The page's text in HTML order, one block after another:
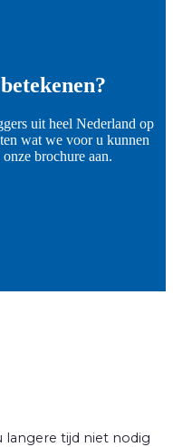
uit heel Nederland op
wat we voor u kunnen
brochure aan.
tijd niet nodig